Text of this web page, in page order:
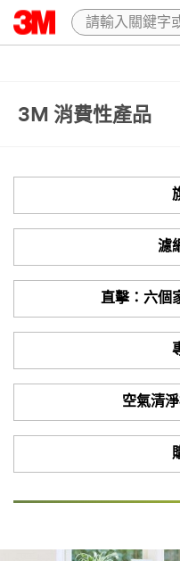
3M 消費性產品
濾
直擊：六個
空氣清